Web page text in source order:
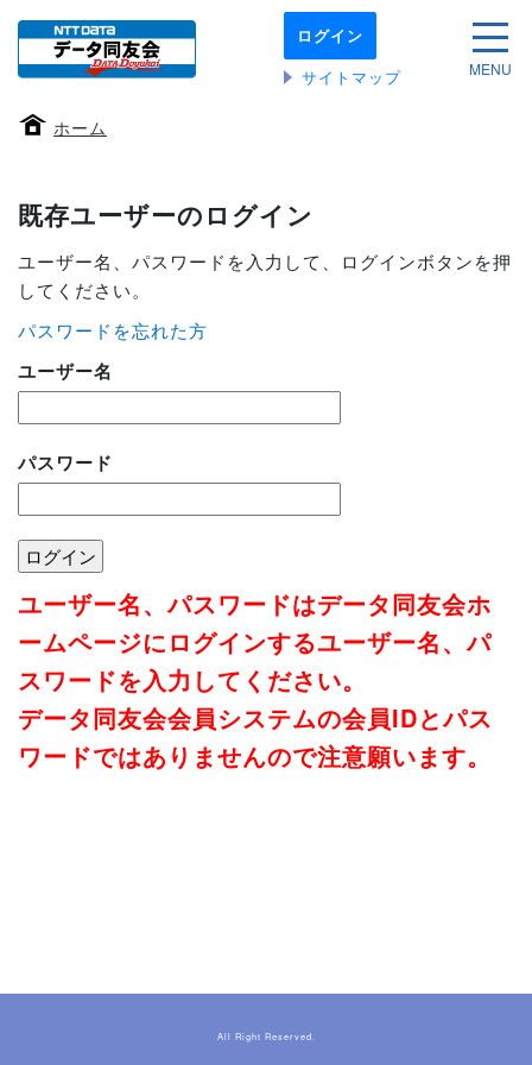
本
文
へ
動
ログイン
サイトマップ
サイ
MENU
ホーム
既存ユーザーのログイン
ユーザー名、パスワードを入力して、ログインボタンを押
してください。
パスワードを忘れた方
ユーザー名
パスワード
ユーザー名、パスワードはデータ同友会ホ
ームページにログインするユーザー名、パ
スワードを入力してください。
データ同友会会員システムの会員IDとパス
ワードではありませんので注意願います。
All Right Reserved.